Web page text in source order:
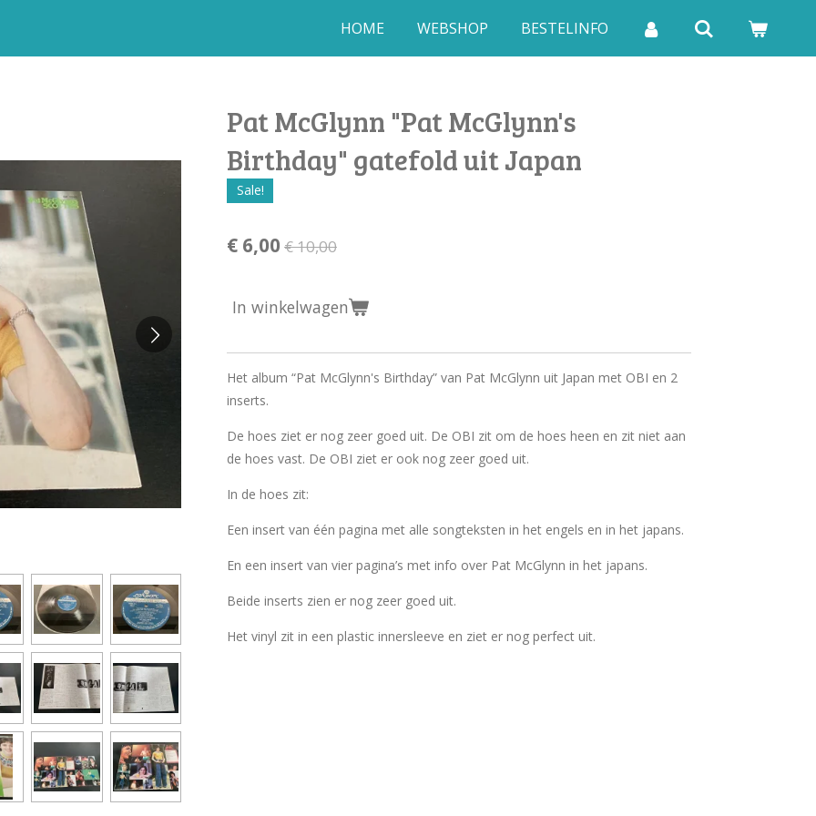
HOME WEBSHOP BESTELINFO
Pat McGlynn "Pat McGlynn's
Birthday" gatefold uit Japan
Sale!
€ 6,00 € 10,00
In winkelwagen
Het album “Pat McGlynn's Birthday” van Pat McGlynn uit Japan met OBI en 2
inserts.
De hoes ziet er nog zeer goed uit. De OBI zit om de hoes heen en zit niet aan
de hoes vast. De OBI ziet er ook nog zeer goed uit.
In de hoes zit:
Een insert van één pagina met alle songteksten in het engels en in het japans.
En een insert van vier pagina’s met info over Pat McGlynn in het japans.
Beide inserts zien er nog zeer goed uit.
Het vinyl zit in een plastic innersleeve en ziet er nog perfect uit.